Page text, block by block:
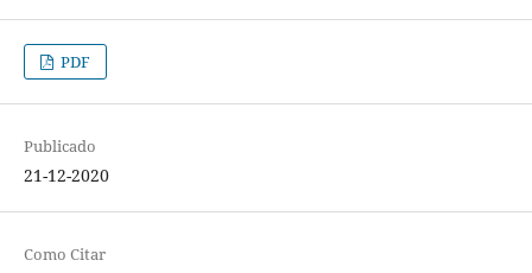
PDF
Publicado
21-12-2020
Como Citar